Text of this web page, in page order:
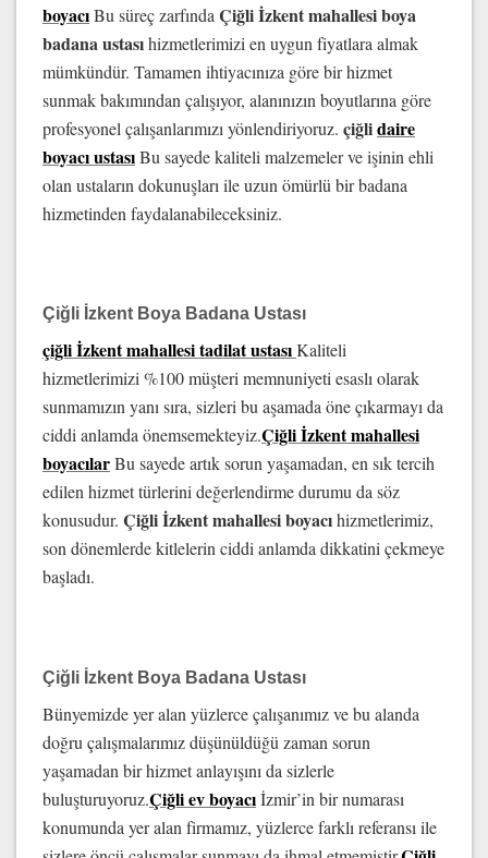
boyacıBu süreç zarfında Çiğli İzkent mahallesi boya
badana ustasıhizmetlerimizi en uygun fiyatlara almak
mümkündür. Tamamen ihtiyacınıza göre bir hizmet
sunmak bakımından çalışıyor, alanınızın boyutlarına göre
profesyonel çalışanlarımızı yönlendiriyoruz. çiğlidaire
boyacı ustasıBu sayede kaliteli malzemeler ve işinin ehli
olan ustaların dokunuşları ile uzun ömürlü bir badana
hizmetinden faydalanabileceksiniz.
Çiğli İzkent Boya Badana Ustası
çiğli İzkent mahallesi tadilat ustasıKaliteli
hizmetlerimizi %100 müşteri memnuniyeti esaslı olarak
sunmamızın yanı sıra, sizleri bu aşamada öne çıkarmayı da
ciddi anlamda önemsemekteyiz.Çiğli İzkent mahallesi
boyacılarBu sayede artık sorun yaşamadan, en sık tercih
edilen hizmet türlerini değerlendirme durumu da söz
konusudur. Çiğli İzkent mahallesi boyacıhizmetlerimiz,
son dönemlerde kitlelerin ciddi anlamda dikkatini çekmeye
başladı.
Çiğli İzkent Boya Badana Ustası
Bünyemizde yer alan yüzlerce çalışanımız ve bu alanda
doğru çalışmalarımız düşünüldüğü zaman sorun
yaşamadan bir hizmet anlayışını da sizlerle
buluşturuyoruz.Çiğli ev boyacıİzmir’in bir numarası
konumunda yer alan firmamız, yüzlerce farklı referansı ile